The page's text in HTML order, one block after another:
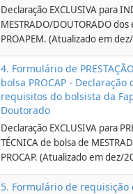
Declaração EXCLUSIVA para
MESTRADO/DOUTORADO dos
PROAPEM. (Atualizado em
4. Formulário de
bolsa PROCAP -
requisitos do bolsista da
Doutorado
Declaração EXCLUSIVA para
TÉCNICA de bolsa de
PROCAP. (Atualizado em dez/
5. Formulário de